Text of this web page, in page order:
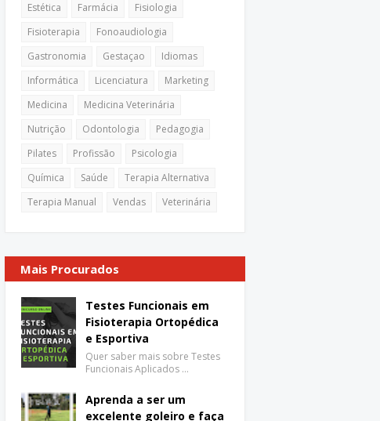
Estética
Farmácia
Fisiologia
Fisioterapia
Fonoaudiologia
Gastronomia
Gestaçao
Idiomas
Informática
Licenciatura
Marketing
Medicina
Medicina Veterinária
Nutrição
Odontologia
Pedagogia
Pilates
Profissão
Psicologia
Química
Saúde
Terapia Alternativa
Terapia Manual
Vendas Veterinária
Mais Procurados
Testes Funcionais em
Fisioterapia Ortopédica
e Esportiva
Quer saber mais sobre Testes
Funcionais Aplicados …
Aprenda a ser um
excelente goleiro e faça